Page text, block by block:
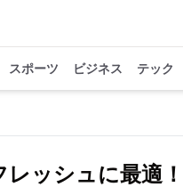
スポーツ ビジネス テック
レッシュに最適